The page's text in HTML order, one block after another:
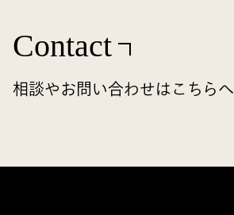
Contact
相談やお問い合わせはこちらへ